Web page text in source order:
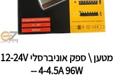
מטען \ ספק אוניברסלי 12-24V
-- 4-4.5A 96W